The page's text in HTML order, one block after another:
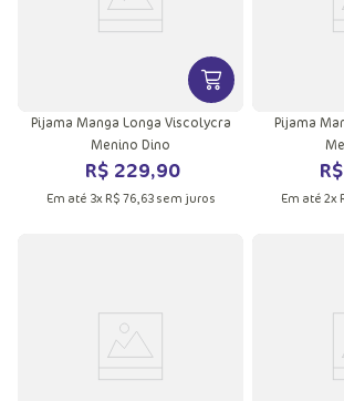
VER MAIS
Pijama Manga Longa Viscolycra
Menino Dino
R$ 229,90
Em até 3x R$ 76,63sem juros
Pijama
R$
Em até 2x